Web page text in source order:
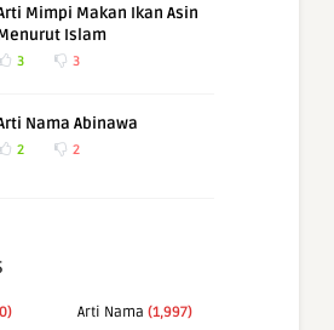
Mimpi Makan Ikan Asin
Islam
3 3
Nama Abinawa
2 2
Arti Nama (1,997)